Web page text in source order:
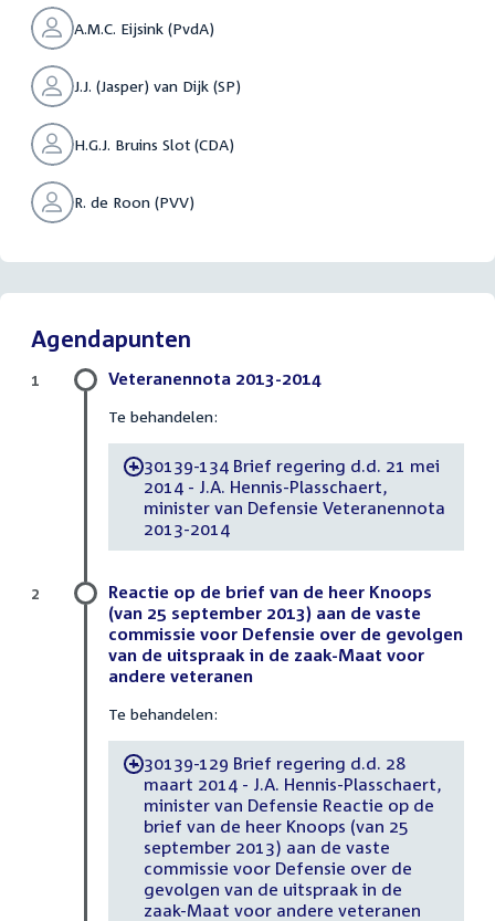
A.M.C. Eijsink (PvdA)
J.J. (Jasper) van Dijk (SP)
H.G.J. Bruins Slot (CDA)
R. de Roon (PVV)
Agendapunten
Veteranennota 2013-2014
Te behandelen:
-30139-134 Brief regering d.d. 21 mei
2014 - J.A. Hennis-Plasschaert,
minister van Defensie Veteranennota
2013-2014
1
Reactie op de brief van de heer Knoops
(van 25 september 2013) aan de vaste
commissie voor Defensie over de gevolgen
van de uitspraak in de zaak-Maat voor
andere veteranen
Te behandelen:
-30139-129 Brief regering d.d. 28
maart 2014 - J.A. Hennis-Plasschaert,
minister van Defensie Reactie op de
brief van de heer Knoops (van 25
september 2013) aan de vaste
commissie voor Defensie over de
gevolgen van de uitspraak in de
zaak-Maat voor andere veteranen
2